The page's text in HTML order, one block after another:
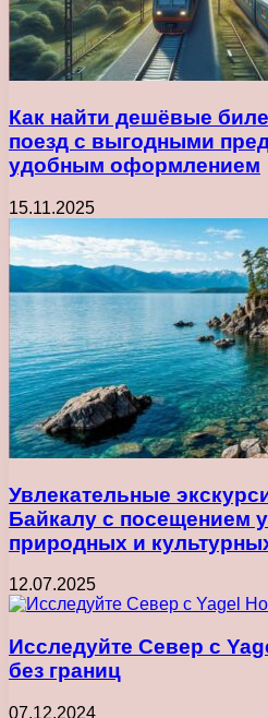
Как найти дешёвые
поезд с выгодными
удобным оформлением
15.11.2025
Увлекательные
Байкалу с посещением
природных и
12.07.2025
Исследуйте Север с
без границ
07.12.2024